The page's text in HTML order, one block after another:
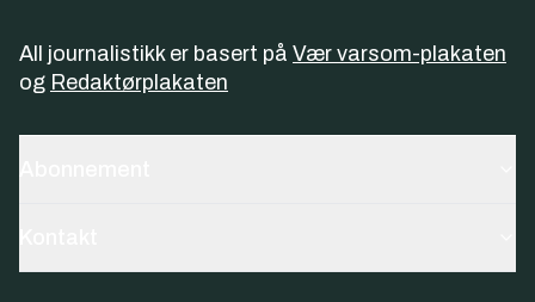
All journalistikk er basert på Vær varsom-plakaten
og Redaktørplakaten